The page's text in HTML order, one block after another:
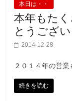
本日は・・
本年もた
とうござい
2014-12-28
２０１４年の営業
続きを読む